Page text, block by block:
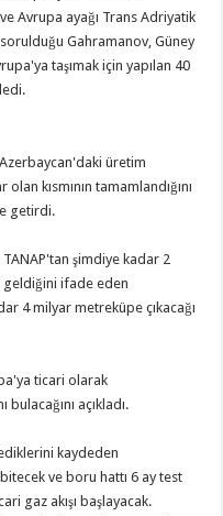
Avrupa ayağı Trans Adriyatik
Gahramanov, Güney
taşımak için yapılan 40
üretim
kısmının tamamlandığını
getirdi.
TANAP'tan şimdiye kadar 2
geldiğini ifade eden
4 milyar metreküpe çıkacağı
ticari olarak
açıkladı.
kaydeden
ve boru hattı 6 ay test
gaz akışı başlayacak.